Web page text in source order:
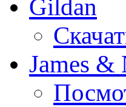
Gildan
James &